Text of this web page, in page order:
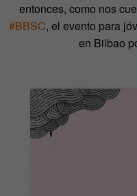
entonces, como nos
#BBSC, el evento para
en Bilbao